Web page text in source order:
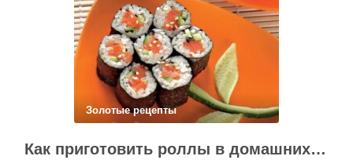
Золотые рецепты
Как приготовить роллы в домашних условиях?